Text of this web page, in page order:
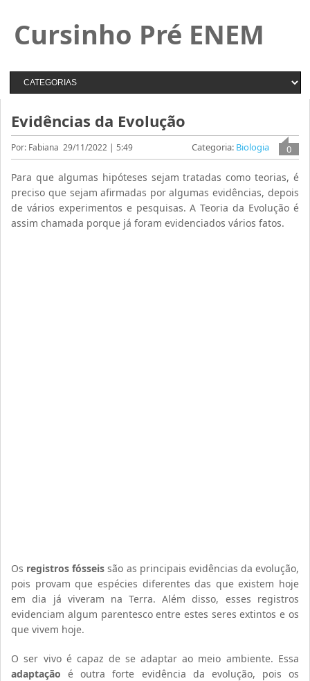
Cursinho Pré ENEM
Evidências da Evolução
Por: Fabiana 29/11/2022 | 5:49 0
Categoria: Biologia
Para que algumas hipóteses sejam tratadas como teorias, é
preciso que sejam afirmadas por algumas evidências, depois
de vários experimentos e pesquisas. A Teoria da Evolução é
assim chamada porque já foram evidenciados vários fatos.
Os registros fósseis são as principais evidências da evolução,
pois provam que espécies diferentes das que existem hoje
em dia já viveram na Terra. Além disso, esses registros
evidenciam algum parentesco entre estes seres extintos e os
que vivem hoje.
O ser vivo é capaz de se adaptar ao meio ambiente. Essa
adaptação é outra forte evidência da evolução, pois os